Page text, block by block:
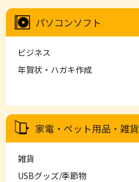
パソコンソフト
ビジネス
年賀状・ハガキ作成
家電・ペット用品・雑貨
雑貨
USBグッズ/季節物